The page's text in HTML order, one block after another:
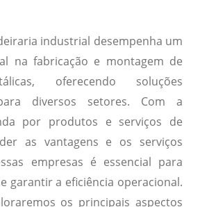
industrial desempenha um
na fabricação e montagem de
oferecendo soluções
diversos setores. Com a
por produtos e serviços de
as vantagens e os serviços
empresas é essencial para
garantir a eficiência operacional.
os principais aspectos